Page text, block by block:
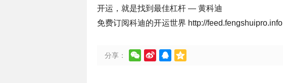
开运，就是找到最佳杠杆 — 黄科迪
免费订阅科迪的开运世界 http://feed.fengshuipro.info
分享：    